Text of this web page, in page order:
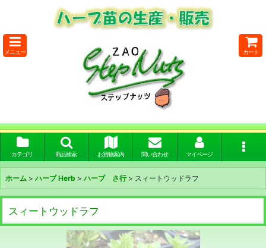
メニュー カート
カテゴリ 商品検索 お買物案内 問い合わせ マイページ
ホーム > ハーブ Herb > ハーブ さ行 > スィートウッドラフ
スィートウッドラフ